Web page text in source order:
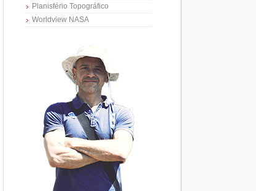
Planisfério Topográfico
Worldview NASA